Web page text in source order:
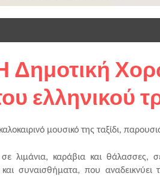
Δημοτική
ελληνικού
μουσικό της ταξίδι,
λιμάνια, καράβια και θάλασσες,
συναισθήματα, που αναδεικνύει